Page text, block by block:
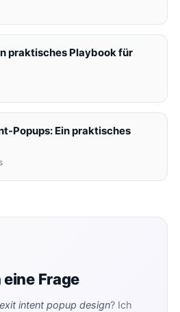
praktisches Playbook für
Popups: Ein praktisches
Frage
exit intent popup design? Ich